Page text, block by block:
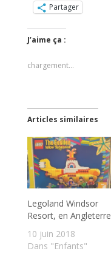
Partager
J’aime ça :
chargement…
Articles similaires
Legoland Windsor
Resort, en Angleterre
10 juin 2018
Dans "Enfants"